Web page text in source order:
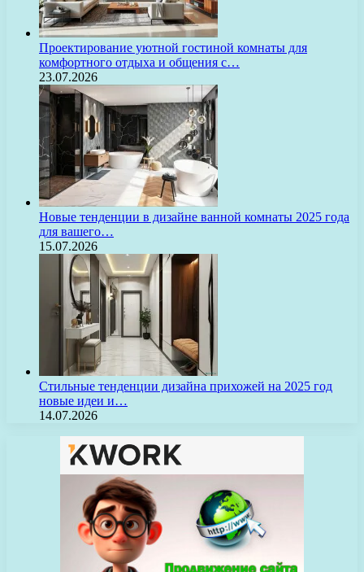
Проектирование уютной гостиной комнаты для
комфортного отдыха и общения с…
23.07.2026
Новые тенденции в дизайне ванной комнаты 2025 года
для вашего…
15.07.2026
Стильные тенденции дизайна прихожей на 2025 год
новые идеи и…
14.07.2026